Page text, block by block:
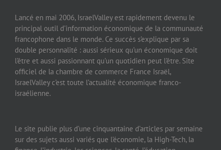
Lancé en mai 2006, IsraelValley est rapidement devenu le
principal outil d’information économique de la communauté
francophone dans le monde. Ce succès s’explique par sa
double personnalité : aussi sérieux qu’un économique doit
l’être et aussi passionnant qu’un quotidien peut l’être. Site
officiel de la chambre de commerce France Israël,
IsraelValley c’est toute l’actualité économique franco-
israélienne.
Le site publie plus d’une cinquantaine d’articles par semaine
sur des sujets aussi variés que l’économie, la High-Tech, la